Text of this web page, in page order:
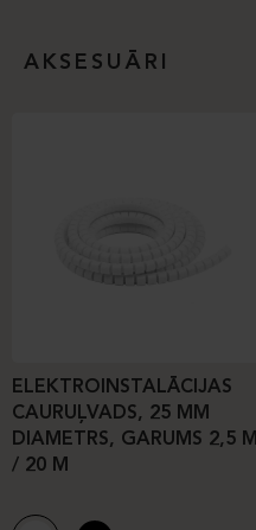
AKSESUĀRI
ELEKTROINSTALĀCIJAS
CAURUĻVADS, 25 MM
DIAMETRS, GARUMS 2,5 M
/ 20 M